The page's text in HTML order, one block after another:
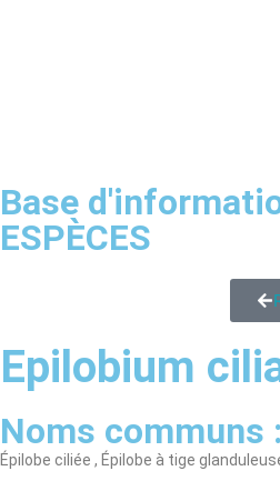
Base
ESPÈCES
Epilobium
Noms communs :
Épilobe ciliée , Épilobe à tige